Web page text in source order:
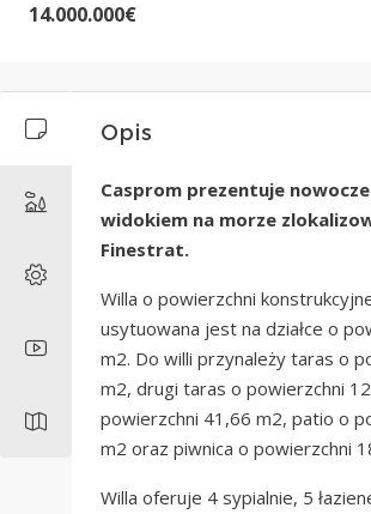
14.000.000€
Opis
Casprom prezentuje
widokiem na morze
Finestrat.
Willa o powierzchni
usytuowana jest na działce o
m2. Do willi przynależy taras o
m2, drugi taras o powierzchni
powierzchni 41,66 m2, patio o
m2 oraz piwnica o powierzchni
Willa oferuje 4 sypialnie, 5